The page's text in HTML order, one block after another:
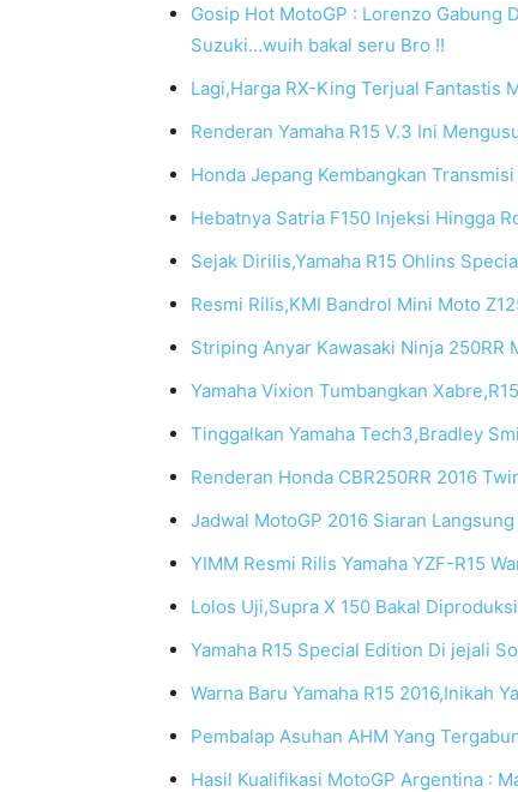
Gosip Hot MotoGP : Lorenzo Gabung
Suzuki…wuih bakal seru Bro !!
Lagi,Harga RX-King Terjual Fantastis
Renderan Yamaha R15 V.3 Ini
Honda Jepang Kembangkan
Hebatnya Satria F150 Injeksi Hingga
Sejak Dirilis,Yamaha R15 Ohlins
Resmi Rilis,KMI Bandrol Mini Moto
Striping Anyar Kawasaki Ninja 250RR
Yamaha Vixion Tumbangkan
Tinggalkan Yamaha Tech3,Bradley
Renderan Honda CBR250RR 2016
Jadwal MotoGP 2016 Siaran
YIMM Resmi Rilis Yamaha YZF-R15
Lolos Uji,Supra X 150 Bakal
Yamaha R15 Special Edition Di jejali
Warna Baru Yamaha R15 2016,Inikah
Pembalap Asuhan AHM Yang
Hasil Kualifikasi MotoGP Argentina :